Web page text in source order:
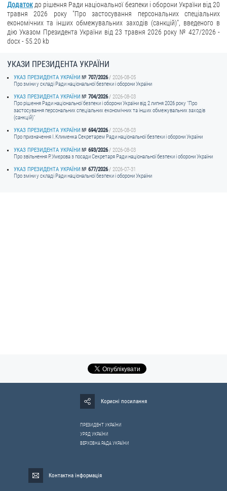
Додаток до рішення Ради національної безпеки і оборони України від 20
травня 2026 року "Про застосування персональних спеціальних
економічних та інших обмежувальних заходів (санкцій)", введеного в
дію Указом Президента України від 23 травня 2026 року № 427/2026 -
docx - 55.20 kb
УКАЗИ ПРЕЗИДЕНТА УКРАЇНИ
УКАЗ ПРЕЗИДЕНТА УКРАЇНИ 707/2026
2026-08-05
Про зміни у складі Ради національної безпеки і оборони України
УКАЗ ПРЕЗИДЕНТА УКРАЇНИ
704/2026
2026-08-03
Про рішення Ради національної безпеки і оборони України від 2 липня 2026 року "Про
застосування персональних спеціальних економічних та інших обмежувальних заходів
(санкцій)"
УКАЗ ПРЕЗИДЕНТА УКРАЇНИ
694/2026
2026-08-03
Про призначення I.Клименка Секретарем Ради національної безпеки і оборони України
УКАЗ ПРЕЗИДЕНТА УКРАЇНИ
693/2026
2026-08-03
Про звільнення Р.Умєрова з посади Секретаря Ради національної безпеки і оборони України
УКАЗ ПРЕЗИДЕНТА УКРАЇНИ
677/2026
2026-07-31
Про зміни у складі Ради національної безпеки і оборони України
Корисні посилання
ПРЕЗИДЕНТ УКРАЇНИ
УРЯД УКРАЇНИ
ВЕРХОВНА РАДА УКРАЇНИ
Контактна інформація